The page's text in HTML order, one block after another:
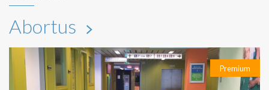
Abortus
Premium